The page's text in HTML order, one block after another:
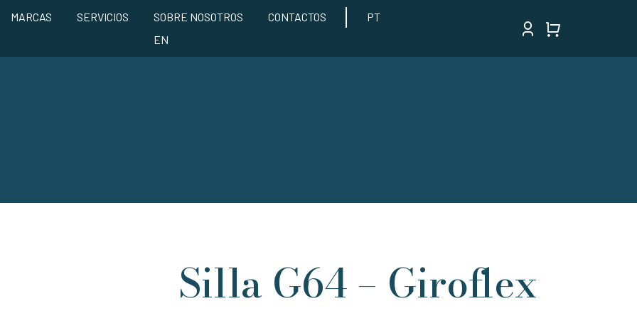
MARCAS SERVICIOS SOBRE NOSOTROS CONTACTOS
PT
EN
Silla G64 – Giroflex